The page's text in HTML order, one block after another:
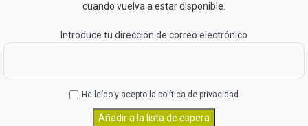
cuando vuelva a estar disponible.
Introduce tu dirección de correo electrónico
He leído y acepto la política de privacidad